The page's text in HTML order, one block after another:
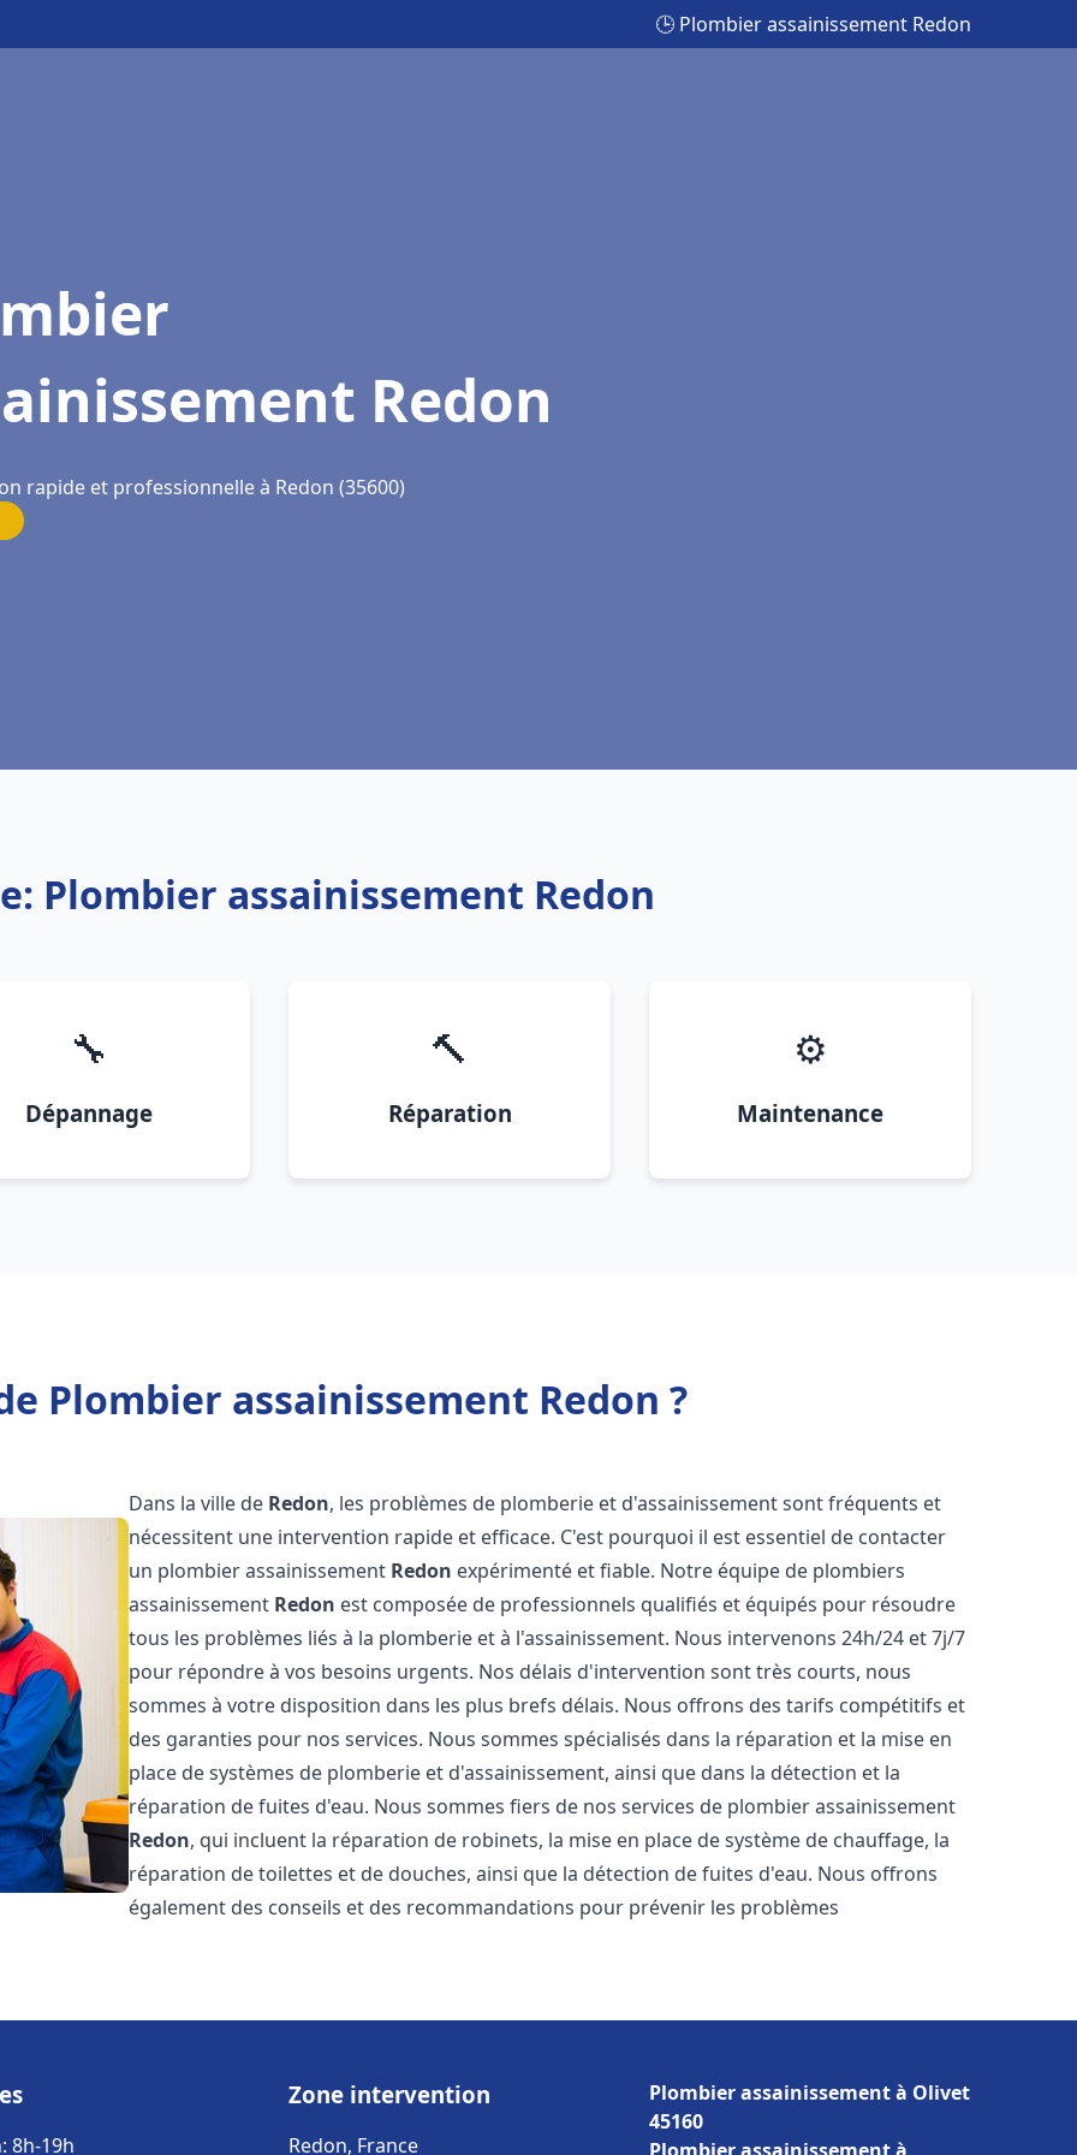
🕒 Plombier assainissement Redon
Redon
rapide et professionnelle à Redon (35600)
Plombier assainissement Redon
🔧
Dépannage
🔨
Réparation
⚙️
Maintenance
Plombier assainissement Redon ?
Dans la ville de Redon, les problèmes de plomberie et d'assainissement sont fréquents et
nécessitent une intervention rapide et efficace. C'est pourquoi il est essentiel de contacter
un plombier assainissement Redon expérimenté et fiable. Notre équipe de plombiers
assainissement Redon est composée de professionnels qualifiés et équipés pour résoudre
tous les problèmes liés à la plomberie et à l'assainissement. Nous intervenons 24h/24 et 7j/7
pour répondre à vos besoins urgents. Nos délais d'intervention sont très courts, nous
sommes à votre disposition dans les plus brefs délais. Nous offrons des tarifs compétitifs et
des garanties pour nos services. Nous sommes spécialisés dans la réparation et la mise en
place de systèmes de plomberie et d'assainissement, ainsi que dans la détection et la
réparation de fuites d'eau. Nous sommes fiers de nos services de plombier assainissement
Redon, qui incluent la réparation de robinets, la mise en place de système de chauffage, la
réparation de toilettes et de douches, ainsi que la détection de fuites d'eau. Nous offrons
également des conseils et des recommandations pour prévenir les problèmes
8h-19h
Zone intervention
Redon, France
Plombier assainissement à Olivet
45160